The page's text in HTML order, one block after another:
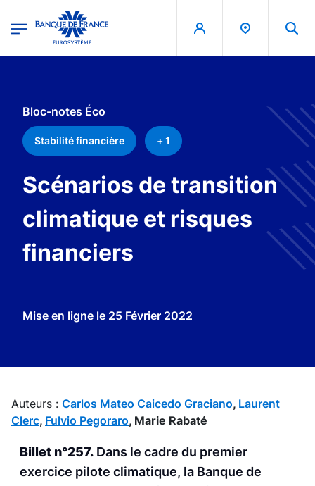
Banque de France - Menu Principal
Bloc-notes Éco
Stabilité financière + 1
Scénarios de transition
climatique et risques
financiers
Mise en ligne le 25 Février 2022
Auteurs : Carlos Mateo Caicedo Graciano, Laurent
Clerc, Fulvio Pegoraro, Marie Rabaté
Billet n°257. Dans le cadre du premier
exercice pilote climatique, la Banque de